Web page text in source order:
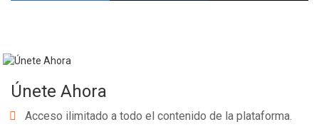
Únete Ahora
Acceso ilimitado a todo el contenido de la plataforma.